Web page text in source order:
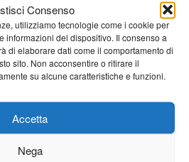
Consenso
utilizziamo tecnologie come i cookie per
informazioni del dispositivo. Il consenso a
di elaborare dati come il comportamento di
sito. Non acconsentire o ritirare il
su alcune caratteristiche e funzioni.
Accetta
Nega
per la rievocazione della corsa